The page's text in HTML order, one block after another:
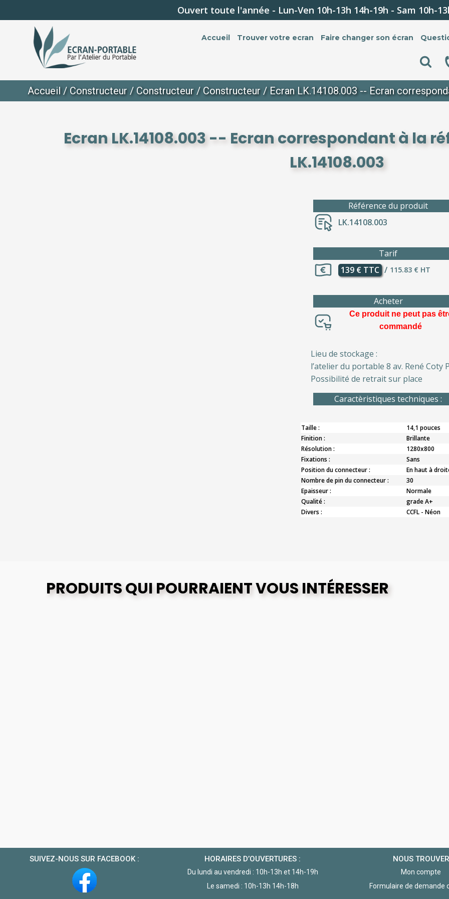
Ouvert toute l'année - Lun-Ven 10h-13h 14h-19h - Sam 10h-
Accueil Trouver votre ecran Faire changer son écran
Accueil/ Constructeur/ Constructeur/ Constructeur/ Ecran LK.14108.003 -- Ecran
Ecran LK.14108.003 -- Ecran correspondant à la
LK.14108.003
Référence du produit
LK.14108.003
Tarif
139 € TTC / 115.83 € HT
Acheter
Ce produit ne peut pas
commandé
Lieu de stockage :
l’atelier du portable 8 av. René Coty
Possibilité de retrait sur place
Caractèristiques techniques :
Taille :
14,1 pouces
Finition :
Brillante
Résolution :
1280x800
Fixations :
Sans
Position du connecteur :
En haut à
Nombre de pin du connecteur :
30
Epaisseur :
Normale
Qualité :
grade A+
Divers :
CCFL - Néon
PRODUITS QUI POURRAIENT VOUS INTÉRESSER
SUIVEZ-NOUS SUR FACEBOOK : HORAIRES D’OUVERTURES :
Du lundi au vendredi : 10h-13h et 14h-19h
Le samedi : 10h-13h 14h-18h
NOUS TROUVER
Mon compte
Formulaire de demande